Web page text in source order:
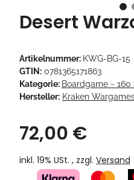
Desert
Artikelnummer: KWG-BG-15
GTIN: 0781365171863
Kategorie: Boardgame ~ 160
Hersteller: Kraken
72,00 €
inkl. 19% USt. , zzgl. Versand